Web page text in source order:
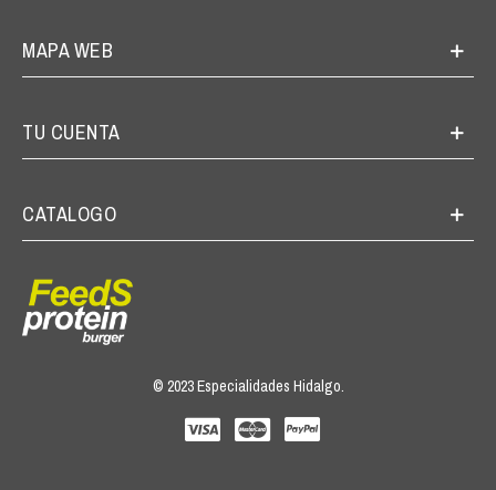
MAPA WEB
TU CUENTA
CATALOGO
© 2023 Especialidades Hidalgo.